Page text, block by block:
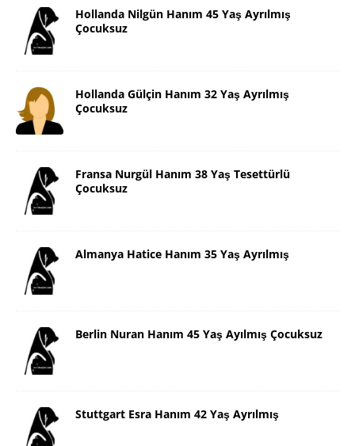
Hollanda Nilgün Hanım 45 Yaş Ayrılmış
Çocuksuz
Hollanda Gülçin Hanım 32 Yaş Ayrılmış
Çocuksuz
Fransa Nurgül Hanım 38 Yaş Tesettürlü
Çocuksuz
Almanya Hatice Hanım 35 Yaş Ayrılmış
Berlin Nuran Hanım 45 Yaş Ayılmış Çocuksuz
Stuttgart Esra Hanım 42 Yaş Ayrılmış